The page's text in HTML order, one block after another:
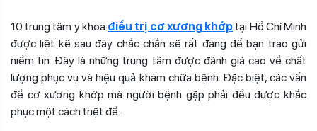
10 trung tâm y khoa điều trị cơ xương khớp tại Hồ Chí Minh
được liệt kê sau đây chắc chắn sẽ rất đáng để bạn trao gửi
niềm tin. Đây là những trung tâm được đánh giá cao về chất
lượng phục vụ và hiệu quả khám chữa bệnh. Đặc biệt, các vấn
đề cơ xương khớp mà người bệnh gặp phải đều được khắc
phục một cách triệt để.